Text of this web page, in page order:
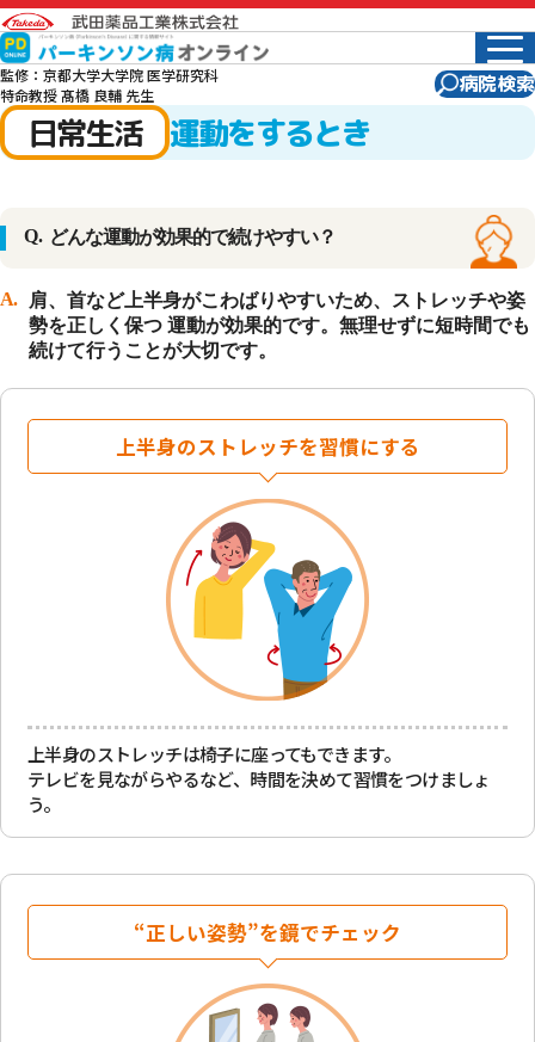
監修：京都大学大学院 医学研究科
特命教授 髙橋 良輔 先生
病院検索
日常生活 運動をするとき
Q. どんな運動が効果的で続けやすい？
A.
肩、首など上半身がこわばりやすいため、ストレッチや姿
勢を正しく保つ 運動が効果的です。無理せずに短時間でも
続けて行うことが大切です。
上半身のストレッチを習慣にする
上半身のストレッチは椅子に座ってもできます。
テレビを見ながらやるなど、時間を決めて習慣をつけましょ
う。
“正しい姿勢”を鏡でチェック